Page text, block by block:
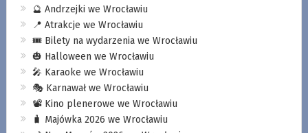
🔮 Andrzejki we Wrocławiu
📍 Atrakcje we Wrocławiu
🎟️ Bilety na wydarzenia we Wrocławiu
🎃 Halloween we Wrocławiu
🎤 Karaoke we Wrocławiu
🎭 Karnawał we Wrocławiu
📽️ Kino plenerowe we Wrocławiu
🧳 Majówka 2026 we Wrocławiu